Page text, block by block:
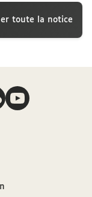
toute la notice
Arconati-
juillet [1912]